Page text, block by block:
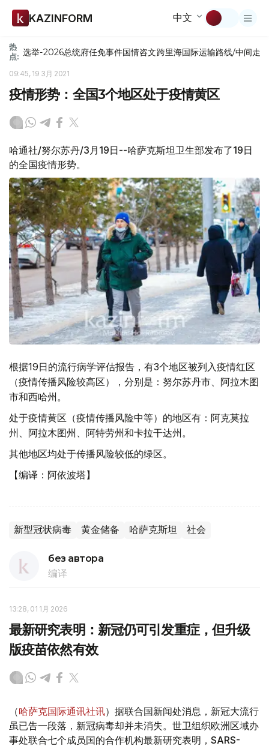
KAZINFORM 中文
热
点: 选举-2026总统府任免事件国情咨文跨里海国际运输路线/中间走廊
09:45, 19 3月 2021
疫情形势：全国3个地区处于疫情黄区
哈通社/努尔苏丹/3月19日--哈萨克斯坦卫生部发布了19日
的全国疫情形势。
根据19日的流行病学评估报告，有3个地区被列入疫情红区
（疫情传播风险较高区），分别是：努尔苏丹市、阿拉木图
市和西哈州。
处于疫情黄区（疫情传播风险中等）的地区有：阿克莫拉
州、阿拉木图州、阿特劳州和卡拉干达州。
其他地区均处于传播风险较低的绿区。
【编译：阿依波塔】
新型冠状病毒 黄金储备 哈萨克斯坦 社会
без автора
编译
13:28, 01 1月 2026
最新研究表明：新冠仍可引发重症，但升级
版疫苗依然有效
（哈萨克国际通讯社讯）据联合国新闻处消息，新冠大流行
虽已告一段落，新冠病毒却并未消失。世卫组织欧洲区域办
事处联合七个成员国的合作机构最新研究表明，SARS-